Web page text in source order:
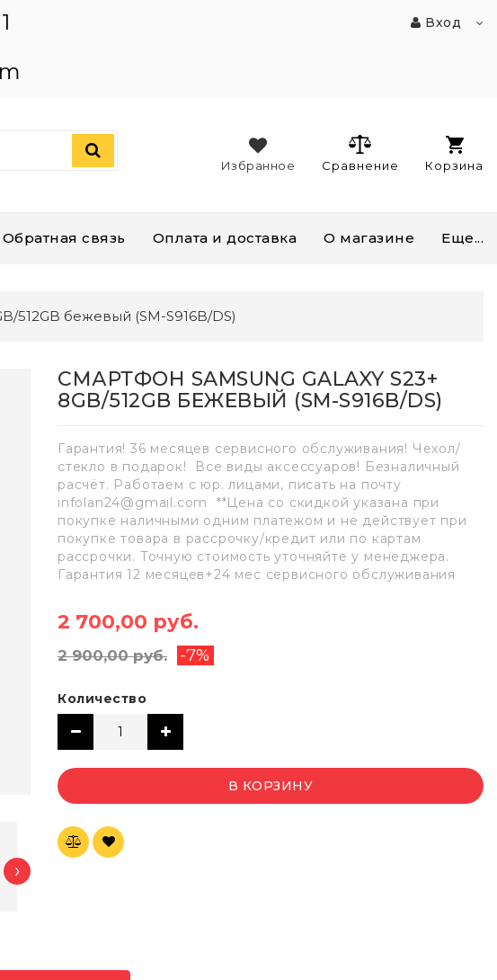
Вход
Корзина
Сравнение
Избранное
Обратная связь Оплата и доставка О магазине Еще...
512GB бежевый (SM-S916B/DS)
›
СМАРТФОН SAMSUNG GALAXY S23+
8GB/512GB БЕЖЕВЫЙ (SM-S916B/DS)
Гарантия! 36 месяцев сервисного обслуживания! Чехол/
стекло в подарок! Все виды аксессуаров! Безналичный
расчёт. Работаем с юр. лицами, писать на почту
infolan24@gmail.com **Цена со скидкой указана при
покупке наличными одним платежом и не действует при
покупке товара в рассрочку/кредит или по картам
рассрочки. Точную стоимость уточняйте у менеджера.
Гарантия 12 месяцев+24 мес сервисного обслуживания
2 700,00 руб.
2 900,00 руб. -7%
Количество
В КОРЗИНУ